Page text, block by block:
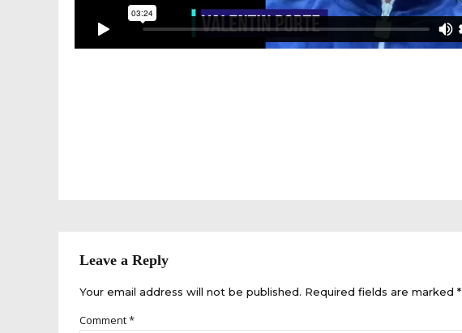
Leave a Reply
Your email address will not be published. Required fields are marked *
Comment*